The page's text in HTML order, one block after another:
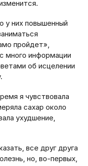
у них повышенный
пройдет»,
много информации
об исцелении
я чувствовала
сахар около
ухудшение,
все друг друга
но, во-первых,